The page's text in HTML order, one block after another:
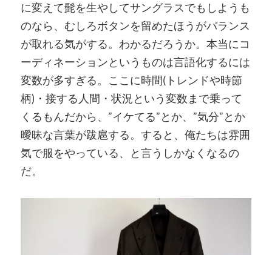
に変えて髭を生やしてサングラスでもしようも
のなら、むしろボタンを留めたほうがバランス
が取れる気がする。わかるだろうか。本当にコ
ーディネーションというものは言語化するには
変数が多すぎる。ここに時間(トレンドや時節
柄)・接する人間・状況という変数まで乗って
くるもんだから、”イケてる”とか、”気分”とか
曖昧な言葉が跋扈する。すると、俺たちは雰囲
気で服をやっている、と言うしかなくなるの
だ。